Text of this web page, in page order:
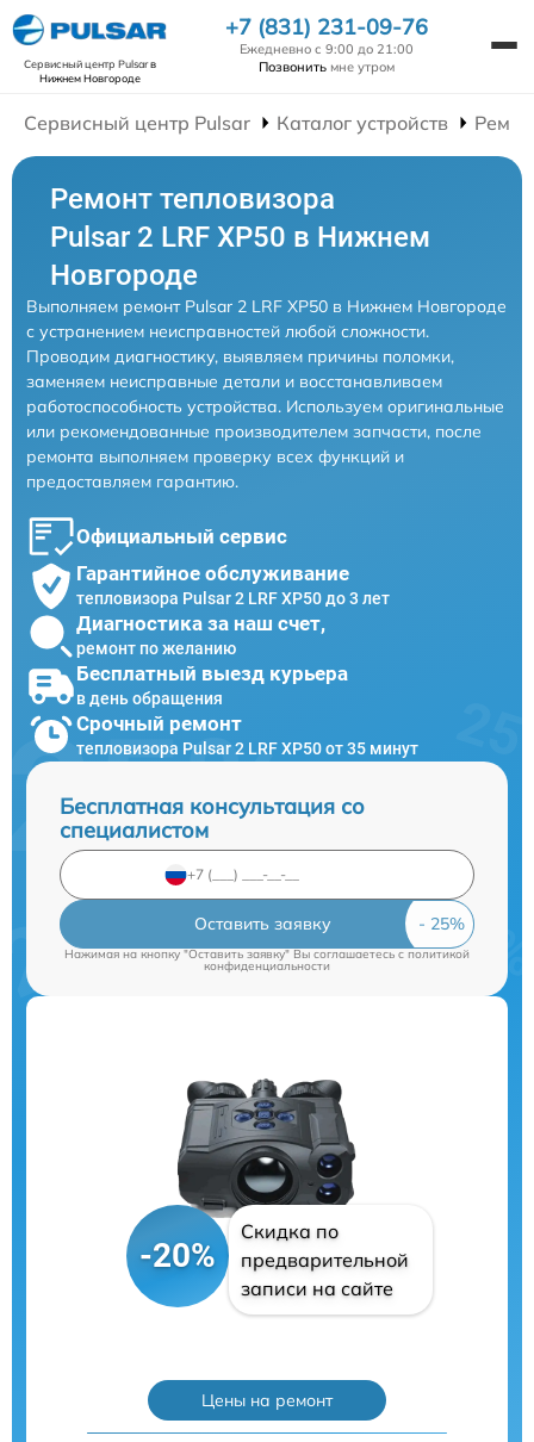
Сервисный центр Pulsarв
Нижнем Новгороде
+7 (831) 231-09-76
Ежедневно с 9:00 до 21:00
Позвонить мне утром
Сервисный центр Pulsar Каталог устройств
Ремонт тепловизора
Pulsar 2 LRF XP50 в Нижнем
Новгороде
Выполняем ремонт Pulsar 2 LRF XP50 в Нижнем Новгороде
с устранением неисправностей любой сложности.
Проводим диагностику, выявляем причины поломки,
заменяем неисправные детали и восстанавливаем
работоспособность устройства. Используем оригинальные
или рекомендованные производителем запчасти, после
ремонта выполняем проверку всех функций и
предоставляем гарантию.
Официальный сервис
Гарантийное обслуживание
тепловизора Pulsar 2 LRF XP50 до 3 лет
Диагностика за наш счет,
ремонт по желанию
Бесплатный выезд курьера
в день обращения
Срочный ремонт
тепловизора Pulsar 2 LRF XP50 от 35 минут
Бесплатная консультация со
специалистом
Оставить заявку
Нажимая на кнопку "Оставить заявку" Вы соглашаетесь cполитикой
конфиденциальности
-20%
Скидка по
предварительной
записи на сайте
Цены на ремонт